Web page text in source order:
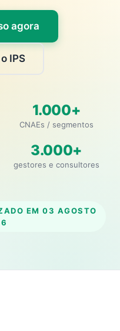
agora
IPS
1.000+
CNAEs / segmentos
3.000+
gestores e consultores
EM 03 AGOSTO